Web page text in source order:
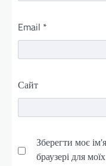
Email *
Сайт
Зберегти моє
браузері для